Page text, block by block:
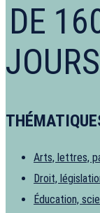
DE
JOURS
Arts, lettres,
Droit,
Éducation,